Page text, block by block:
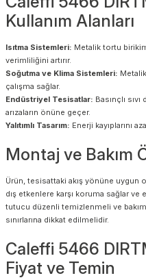
Kullanım Alanları
Isıtma Sistemleri: Metalik tortu
verimliliğini artırır.
Soğutma ve Klima Sistemleri:
çalışma sağlar.
Endüstriyel Tesisatlar: Basınçlı
arızaların önüne geçer.
Yalıtımlı Tasarım: Enerji kayıplarını
Montaj ve Bakım
Ürün, tesisattaki akış yönüne uygun
dış etkenlere karşı koruma sağlar
tutucu düzenli temizlenmeli ve bakım
sınırlarına dikkat edilmelidir.
Caleffi 5466
Fiyat ve Temin